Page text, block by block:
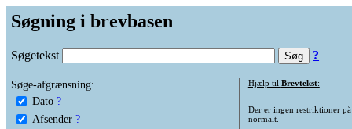
Søgning i brevbasen
Søgetekst ?
Søge-afgrænsning:
Dato ?
Afsender ?
Hjælp til Brevtekst:
Der er ingen restriktioner
normalt.